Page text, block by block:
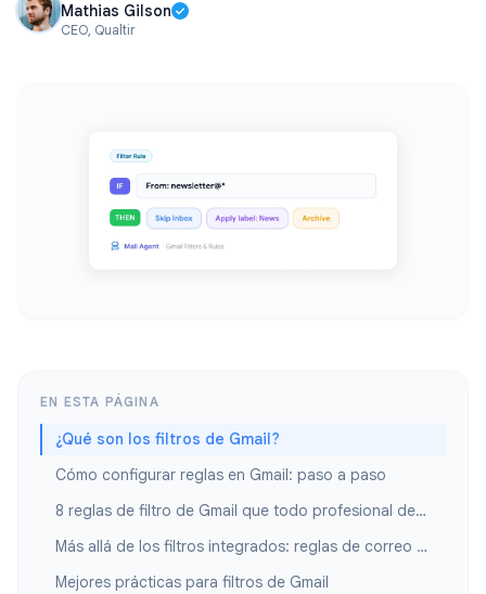
Mathias Gilson
CEO, Qualtir
EN ESTA PÁGINA
¿Qué son los filtros de Gmail?
Cómo configurar reglas en Gmail: paso a paso
8 reglas de filtro de Gmail que todo profesional debería crear
Más allá de los filtros integrados: reglas de correo electrónico con IA
Mejores prácticas para filtros de Gmail